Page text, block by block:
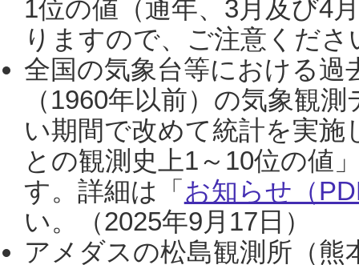
1位の値（通年、3月及び4
りますので、ご注意くだ
全国の気象台等における過
（1960年以前）の気象観
い期間で改めて統計を実
との観測史上1～10位の値
す。詳細は「 お知らせ（
い。（2025年9月17日）
アメダスの松島観測所（熊